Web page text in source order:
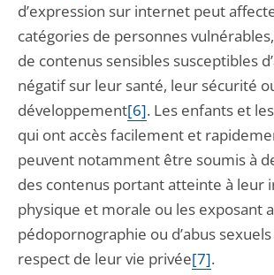
d’expression sur internet peut
catégories de personnes
de contenus sensibles susceptibles
négatif sur leur santé, leur sécurité
développement[6]. Les enfants et
qui ont accès facilement et
peuvent notamment être soumis à
des contenus portant atteinte à leur
physique et morale ou les exposant
pédopornographie ou d’abus
respect de leur vie privée[7].